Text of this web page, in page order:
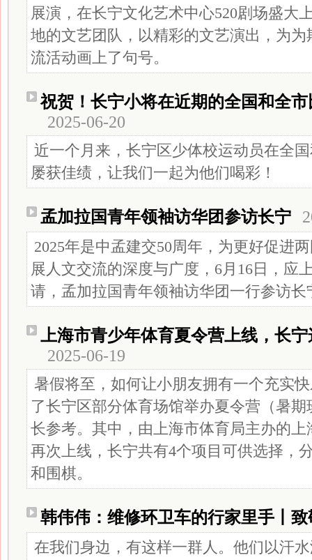
展演，在长宁文化艺术中心520剧场盛大
地的文艺团队，以精彩的文艺演出，为
流活动画上了句号。
祝贺！长宁小将在近期的全国和全
2025-06-20
近一个月来，长宁区少体校运动员在全
屡获佳绩，让我们一起为他们喝彩！
孟加拉国青年领袖访华团参访长宁
2025年是中孟建交50周年，为更好促进
展人文交流的深度与广度，6月16日，应
请，孟加拉国青年领袖访华团一行参访长
上海市青少年体育夏令营上线，长
2025-06-19
暑假将至，如何让小朋友拥有一个充实
了长宁区部分体育场馆举办夏令营（暑
长参考。其中，由上海市体育局主办的
再次上线，长宁共有4个项目可供选择，
和围棋。
韩伟伟：维修环卫车的行家里手丨
在我们身边，有这样一群人。他们以汗